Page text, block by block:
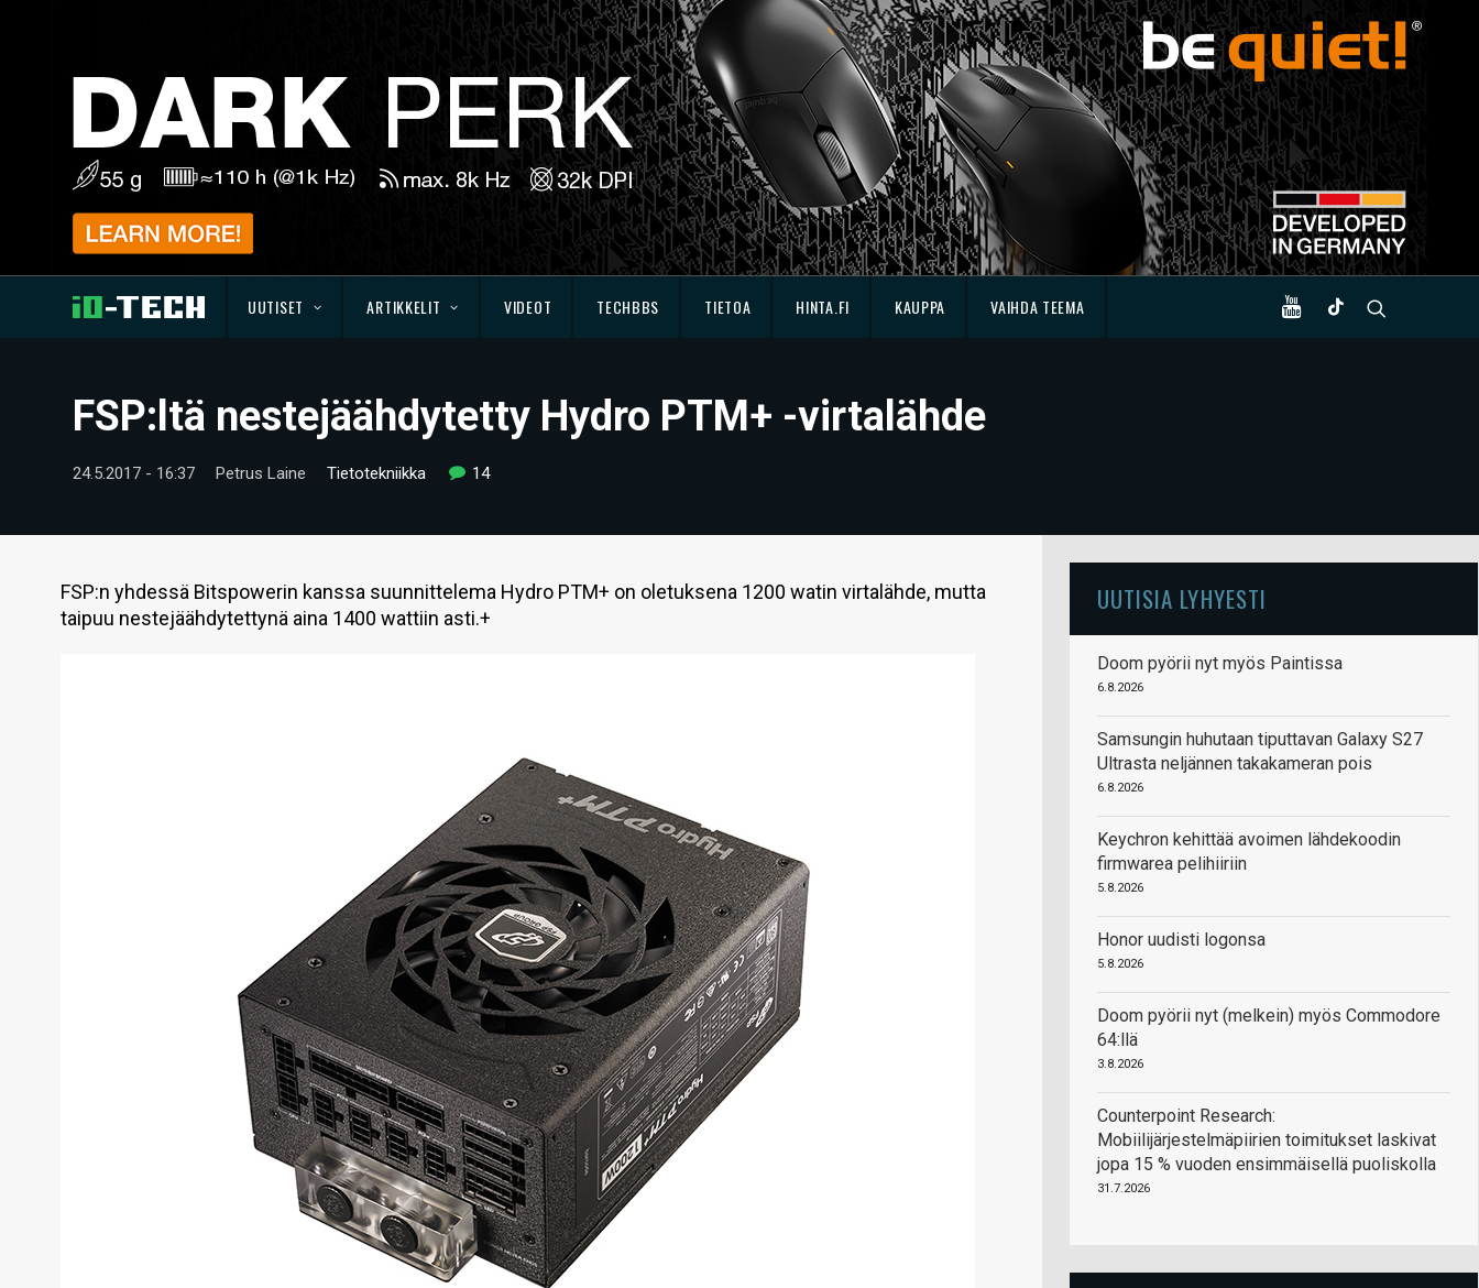
UUTISET ARTIKKELIT VIDEOT TECHBBS TIETOA HINTA.FI KAUPPA VAIHDA TEEMA
FSP:ltä nestejäähdytetty Hydro PTM+ -virtalähde
24.5.2017 - 16:37 Petrus Laine Tietotekniikka 14
FSP:n yhdessä Bitspowerin kanssa suunnittelema Hydro PTM+ on oletuksena 1200 watin virtalähde, mutta
taipuu nestejäähdytettynä aina 1400 wattiin asti.+
UUTISIA LYHYESTI
Doom pyörii nyt myös Paintissa
6.8.2026
Samsungin huhutaan tiputtavan Galaxy S27
Ultrasta neljännen takakameran pois
6.8.2026
Keychron kehittää avoimen lähdekoodin
firmwarea pelihiiriin
5.8.2026
Honor uudisti logonsa
5.8.2026
Doom pyörii nyt (melkein) myös Commodore
64:llä
3.8.2026
Counterpoint Research:
Mobiilijärjestelmäpiirien toimitukset laskivat
jopa 15 % vuoden ensimmäisellä puoliskolla
31.7.2026